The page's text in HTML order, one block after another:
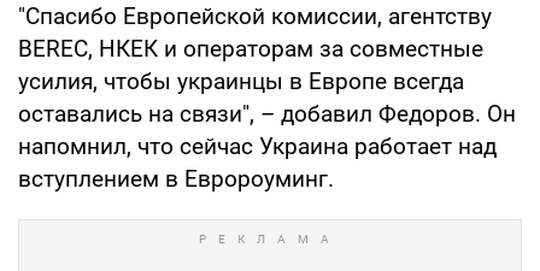
"Спасибо Европейской комиссии, агентству
BEREC, НКЕК и операторам за совместные
усилия, чтобы украинцы в Европе всегда
оставались на связи", – добавил Федоров. Он
напомнил, что сейчас Украина работает над
вступлением в Евророуминг.